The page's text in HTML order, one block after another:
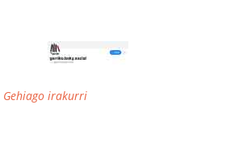
Gehiago irakurri